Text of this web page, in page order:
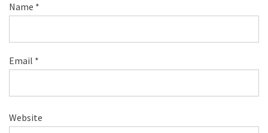
Name *
Email *
Website